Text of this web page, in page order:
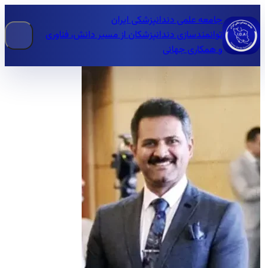
جامعه علمی دندانپزشکی ایران
توانمندسازی دندانپزشکان از مسیر دانش، فناوری
و همکاری جهانی